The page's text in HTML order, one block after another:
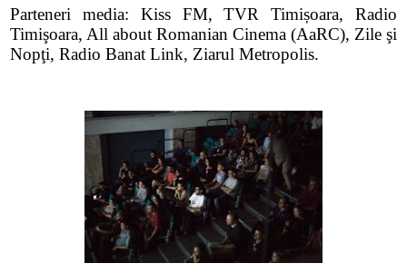
Parteneri media: Kiss FM, TVR Timișoara, Radio
Timişoara, All about Romanian Cinema (AaRC), Zile şi
Nopţi, Radio Banat Link, Ziarul Metropolis.